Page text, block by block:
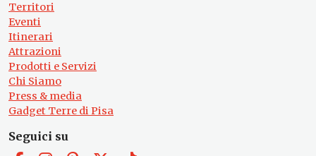
Territori
Eventi
Itinerari
Attrazioni
Prodotti e Servizi
Chi Siamo
Press & media
Gadget Terre di Pisa
Seguici su